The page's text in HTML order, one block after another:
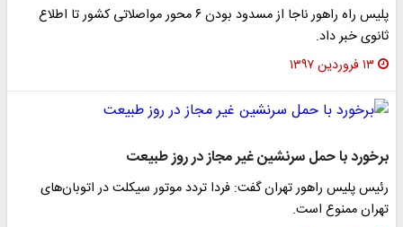
پلیس راه راهور ناجا از مسدود بودن ۶ محور مواصلاتی کشور تا اطلاع
ثانوی خبر داد.
۱۳ فروردین ۱۳۹۷
برخورد با حمل سرنشین غیر مجاز در روز طبیعت
رئیس پلیس راهور تهران گفت: فردا تردد موتور سیکلت در اتوبان‌های
تهران ممنوع است.